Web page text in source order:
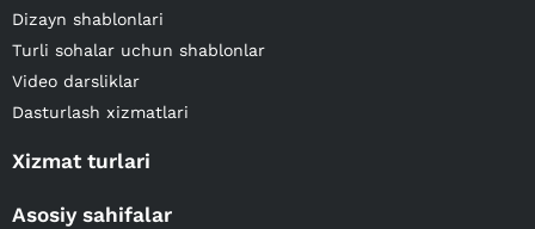
Dizayn shablonlari
Turli sohalar uchun shablonlar
Video darsliklar
Dasturlash xizmatlari
Xizmat turlari
Asosiy sahifalar